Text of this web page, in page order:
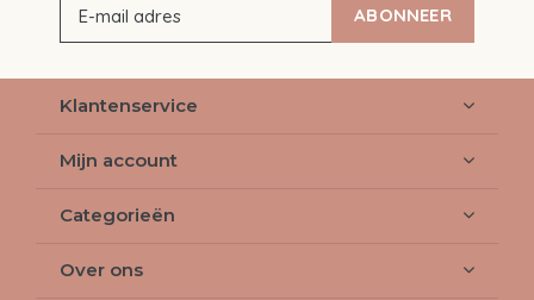
ABONNEER
Klantenservice
Mijn account
Categorieën
Over ons